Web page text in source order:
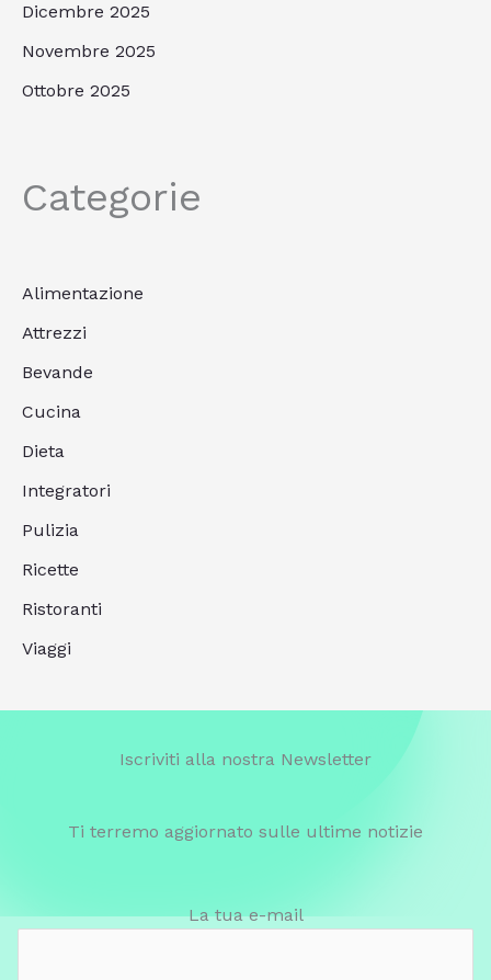
Dicembre 2025
Novembre 2025
Ottobre 2025
Categorie
Alimentazione
Attrezzi
Bevande
Cucina
Dieta
Integratori
Pulizia
Ricette
Ristoranti
Viaggi
Iscriviti alla nostra Newsletter
Ti terremo aggiornato sulle ultime notizie
La tua e-mail